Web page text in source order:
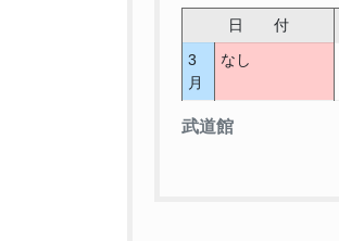
武道館
日 付
3
月
なし